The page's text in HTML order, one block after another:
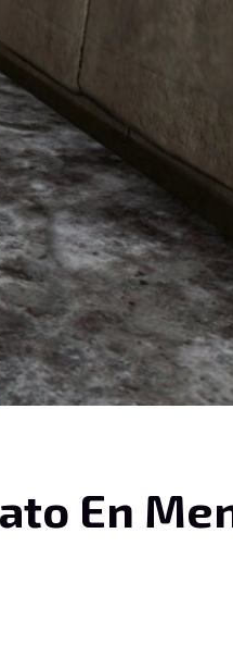
En